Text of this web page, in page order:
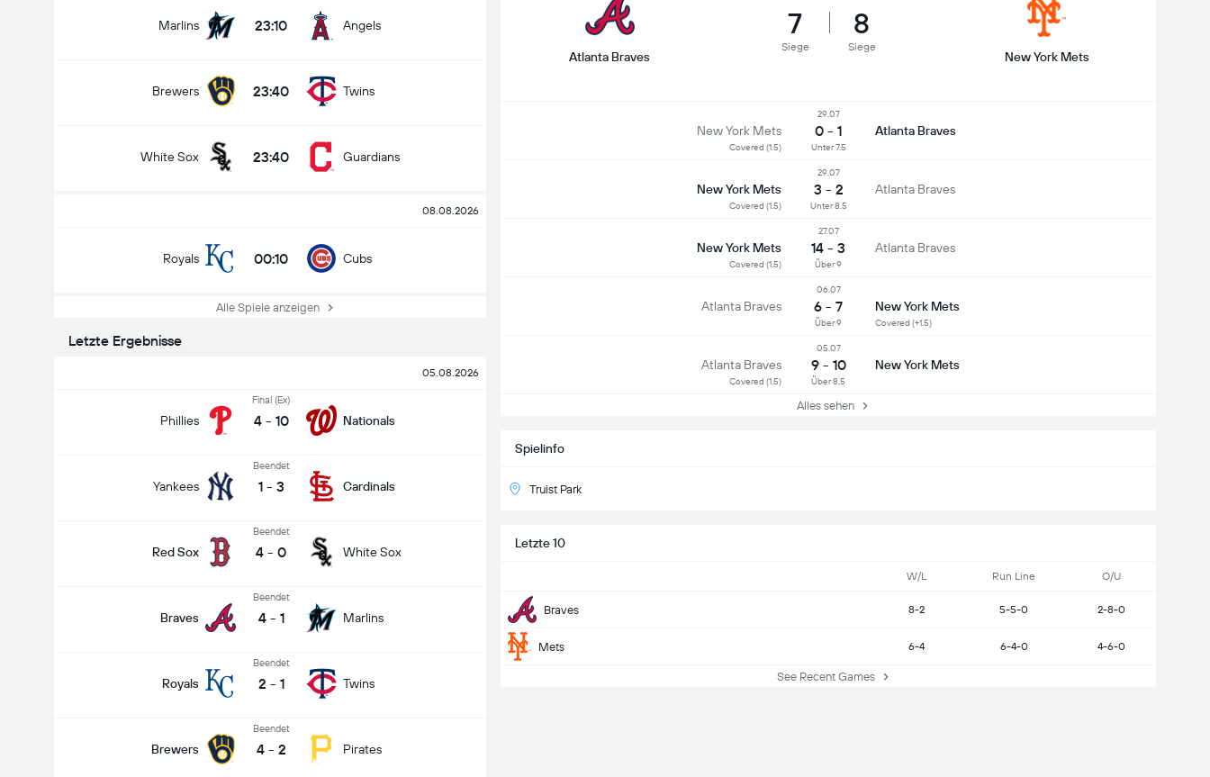
Marlins 23:10 Angels
Brewers 23:40 Twins
White Sox 23:40 Guardians
08.08.2026
Royals 00:10 Cubs
Alle Spiele anzeigen
Letzte Ergebnisse
05.08.2026
Phillies
Final (Ex)
4 - 10 Nationals
Yankees
Beendet
1 - 3 Cardinals
Red Sox
Beendet
4 - 0 White Sox
Braves
Beendet
4 - 1 Marlins
Royals
Beendet
2 - 1 Twins
Brewers
Beendet
4 - 2 Pirates
Spielinfo
Truist Park
Letzte 10
W/L Run Line O/U
Braves 8-2 5-5-0 2-8-0
Mets 6-4 6-4-0 4-6-0
See Recent Games
Atlanta Braves
7
Siege
8
Siege
New York Mets
New York Mets
Covered (1.5)
29.07
0 - 1 Atlanta Braves
Unter 7.5
New York Mets
Covered (1.5)
29.07
3 - 2 Atlanta Braves
Unter 8.5
New York Mets
Covered (1.5)
27.07
14 - 3 Atlanta Braves
Über 9
Atlanta Braves
06.07
6 - 7 New York Mets
Covered (+1.5)
Über 9
Atlanta Braves
Covered (1.5)
05.07
9 - 10 New York Mets
Über 8.5
Alles sehen